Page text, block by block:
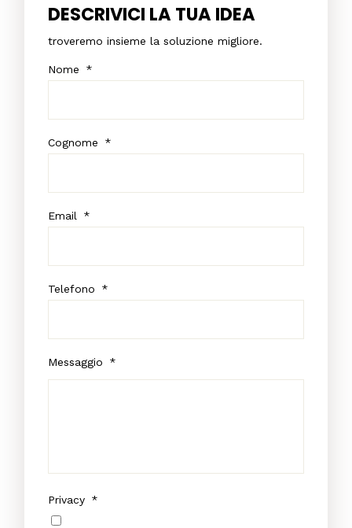
DESCRIVICI LA TUA IDEA
troveremo insieme la soluzione migliore.
Nome *
Cognome *
Email *
Telefono *
Messaggio *
Privacy *